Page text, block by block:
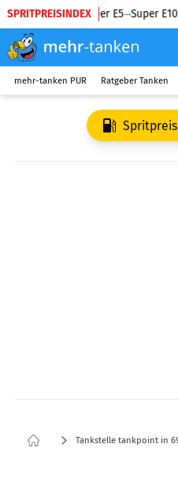
SPRITPREISINDEX
Diesel Super E5 Super E10
mehr-tanken PUR Ratgeber Tanken
Tankstelle tankpoint in